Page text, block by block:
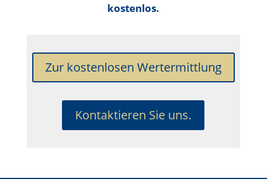
kostenlos.
Zur kostenlosen Wertermittlung
Kontaktieren Sie uns.